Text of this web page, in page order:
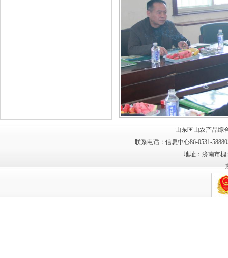
山东匡山农产品
联系电话：信息中心86-0531-
地址：济南市